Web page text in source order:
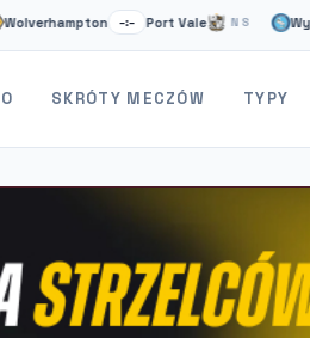
–:– Port Vale NS Wycombe
SKRÓTY MECZÓW TYPY